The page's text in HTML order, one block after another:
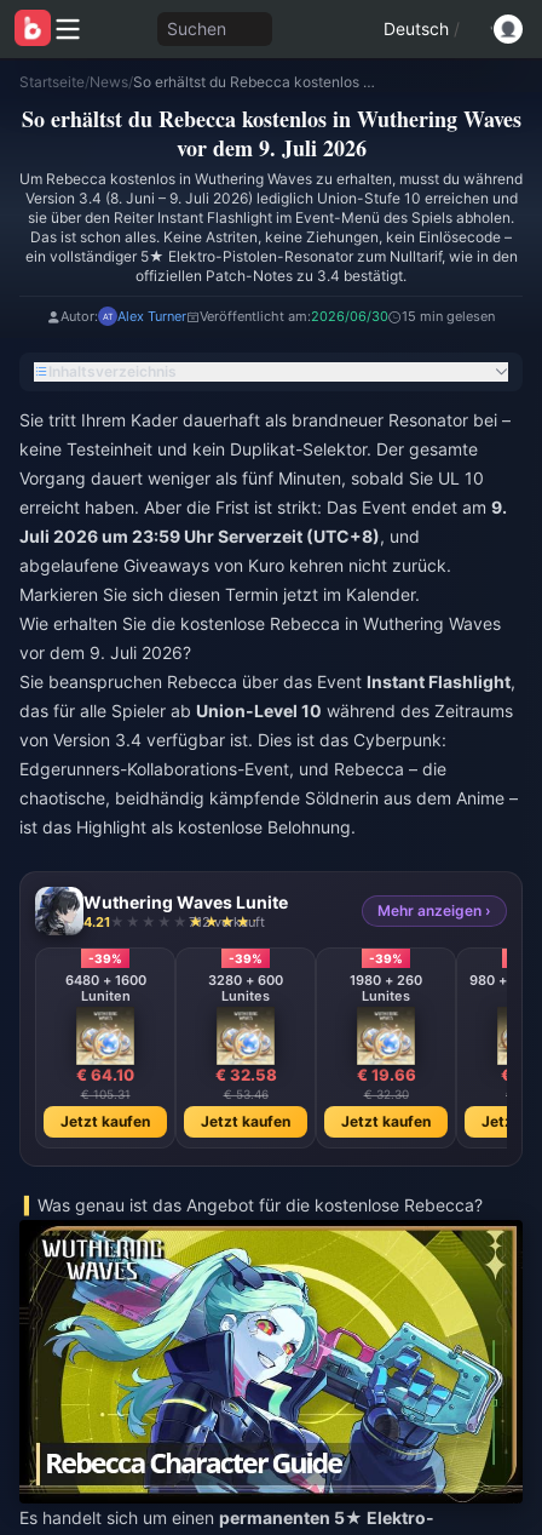
Suchen Deutsch /
Startseite/News/ So erhältst du Rebecca kostenlos in Wuthering Waves vor dem 9. Juli 2026
So erhältst du Rebecca kostenlos in Wuthering Waves
vor dem 9. Juli 2026
Um Rebecca kostenlos in Wuthering Waves zu erhalten, musst du während
Version 3.4 (8. Juni – 9. Juli 2026) lediglich Union-Stufe 10 erreichen und
sie über den Reiter Instant Flashlight im Event-Menü des Spiels abholen.
Das ist schon alles. Keine Astriten, keine Ziehungen, kein Einlösecode –
ein vollständiger 5★ Elektro-Pistolen-Resonator zum Nulltarif, wie in den
offiziellen Patch-Notes zu 3.4 bestätigt.
Autor: Alex Turner Veröffentlicht am:2026/06/30 15 min gelesen
Inhaltsverzeichnis
Sie tritt Ihrem Kader dauerhaft als brandneuer Resonator bei –
keine Testeinheit und kein Duplikat-Selektor. Der gesamte
Vorgang dauert weniger als fünf Minuten, sobald Sie UL 10
erreicht haben. Aber die Frist ist strikt: Das Event endet am 9.
Juli 2026 um 23:59 Uhr Serverzeit (UTC+8), und
abgelaufene Giveaways von Kuro kehren nicht zurück.
Markieren Sie sich diesen Termin jetzt im Kalender.
Wie erhalten Sie die kostenlose Rebecca in Wuthering Waves
vor dem 9. Juli 2026?
Sie beanspruchen Rebecca über das Event Instant Flashlight,
das für alle Spieler ab Union-Level 10 während des Zeitraums
von Version 3.4 verfügbar ist. Dies ist das Cyberpunk:
Edgerunners-Kollaborations-Event, und Rebecca – die
chaotische, beidhändig kämpfende Söldnerin aus dem Anime –
ist das Highlight als kostenlose Belohnung.
Wuthering Waves Lunite
4.21 712 verkauft
Mehr anzeigen ›
-39%
6480 + 1600
Luniten
€ 64.10
€ 105.31
Jetzt kaufen
-39%
3280 + 600
Lunites
€ 32.58
€ 53.46
Jetzt kaufen
-39%
1980 + 260
Lunites
€ 19.66
€ 32.30
Jetzt kaufen
980 + 110
€
€
Jetzt
Was genau ist das Angebot für die kostenlose Rebecca?
Es handelt sich um einen permanenten 5★ Elektro-